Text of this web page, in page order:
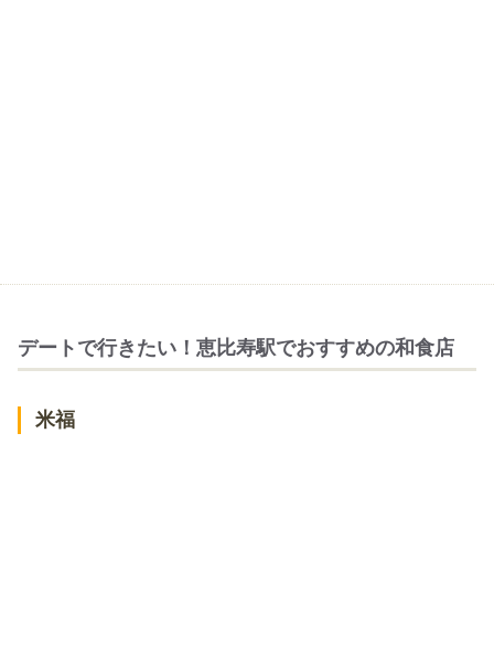
デートで行きたい！恵比寿駅でおすすめの和食店
米福